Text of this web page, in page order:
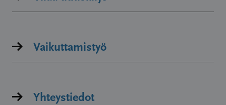
Vaikuttamistyö
Yhteystiedot